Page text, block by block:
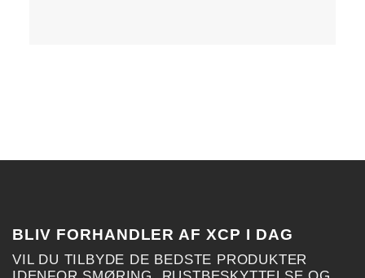
BLIV FORHANDLER AF XCP I DAG
VIL DU TILBYDE DE BEDSTE PRODUKTER